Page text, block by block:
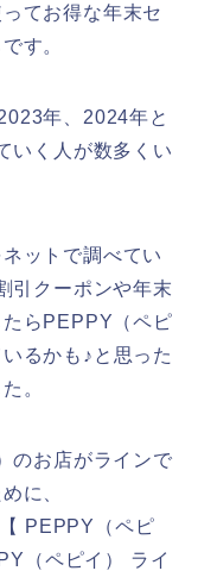
てお得な年末セ
す。
年、2024年と
いく人が数多くい
ットで調べてい
引クーポンや年末
らPEPPY（ペピ
るかも♪と思った
。
のお店がラインで
に、
PEPPY（ペピ
（ペピイ） ライ